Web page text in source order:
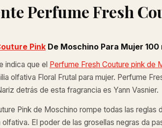
Perfume Fresh
Pink De Moschino Para Mujer 100
indica que el Perfume Fresh Couture pink de
olfativa Floral Frutal para mujer. Perfume
detrás de esta fragrancia es Yann Vasnier.
Pink de Moschino rompe todas las reglas
El poder de las grosellas negras da